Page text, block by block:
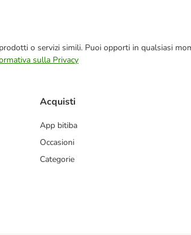
o servizi simili. Puoi opporti in qualsiasi
sulla Privacy
Acquisti
App bitiba
Occasioni
Categorie